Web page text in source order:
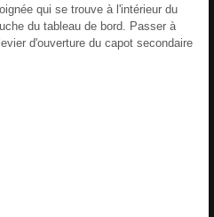
qui se trouve à l'intérieur du
du tableau de bord. Passer à
d'ouverture du capot secondaire